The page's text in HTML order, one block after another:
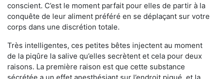
conscient. C’est le moment parfait pour elles de partir à la
conquête de leur aliment préféré en se déplaçant sur votre
corps dans une discrétion totale.
Très intelligentes, ces petites bêtes injectent au moment
de la piqûre la salive qu’elles secrètent et cela pour deux
raisons. La première raison est que cette substance
sécrétée a un effet anesthésiant sur l’endroit piqué, et la